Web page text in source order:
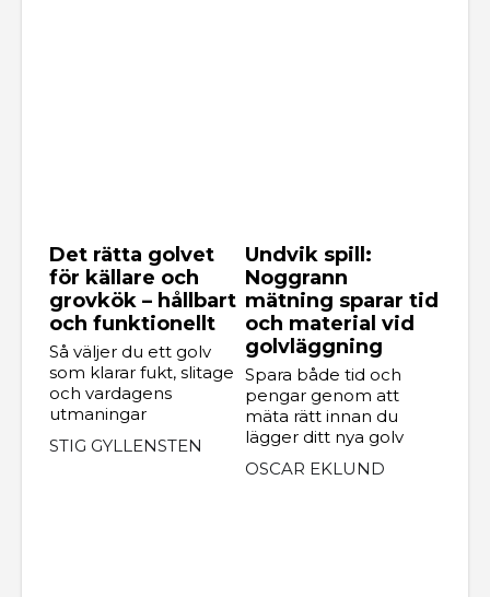
Det rätta golvet
för källare och
grovkök – hållbart
och funktionellt
Så väljer du ett golv
som klarar fukt, slitage
och vardagens
utmaningar
STIG GYLLENSTEN
Undvik spill:
Noggrann
mätning sparar tid
och material vid
golvläggning
Spara både tid och
pengar genom att
mäta rätt innan du
lägger ditt nya golv
OSCAR EKLUND